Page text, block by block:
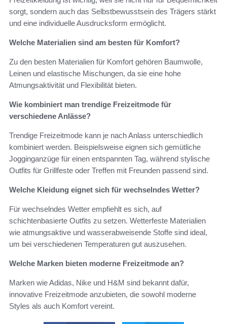
sorgt, sondern auch das Selbstbewusstsein des Trägers stärkt
und eine individuelle Ausdrucksform ermöglicht.
Welche Materialien sind am besten für Komfort?
Zu den besten Materialien für Komfort gehören Baumwolle,
Leinen und elastische Mischungen, da sie eine hohe
Atmungsaktivität und Flexibilität bieten.
Wie kombiniert man trendige Freizeitmode für
verschiedene Anlässe?
Trendige Freizeitmode kann je nach Anlass unterschiedlich
kombiniert werden. Beispielsweise eignen sich gemütliche
Jogginganzüge für einen entspannten Tag, während stylische
Outfits für Grillfeste oder Treffen mit Freunden passend sind.
Welche Kleidung eignet sich für wechselndes Wetter?
Für wechselndes Wetter empfiehlt es sich, auf
schichtenbasierte Outfits zu setzen. Wetterfeste Materialien
wie atmungsaktive und wasserabweisende Stoffe sind ideal,
um bei verschiedenen Temperaturen gut auszusehen.
Welche Marken bieten moderne Freizeitmode an?
Marken wie Adidas, Nike und H&M sind bekannt dafür,
innovative Freizeitmode anzubieten, die sowohl moderne
Styles als auch Komfort vereint.